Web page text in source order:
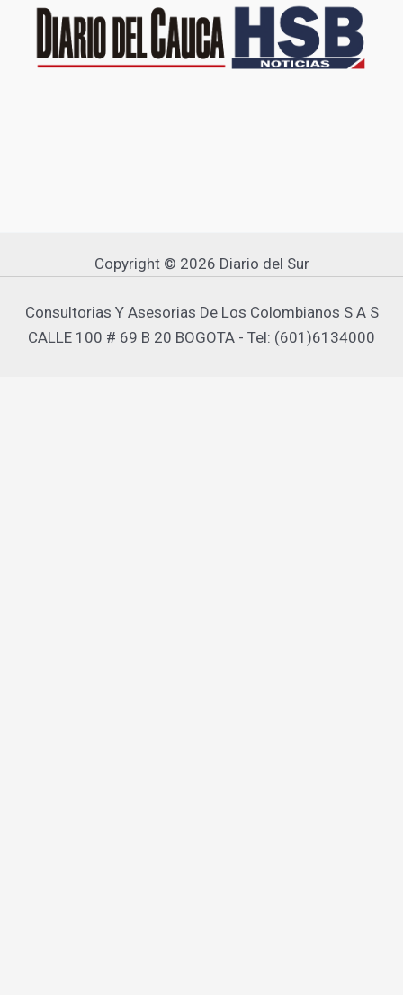
Copyright © 2026 Diario del Sur
Consultorias Y Asesorias De Los Colombianos S A S
CALLE 100 # 69 B 20 BOGOTA - Tel: (601)6134000